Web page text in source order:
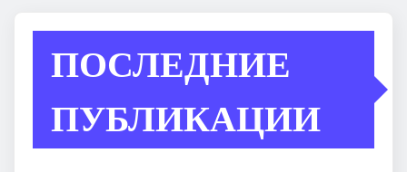
ПОСЛЕДНИЕ
ПУБЛИКАЦИИ